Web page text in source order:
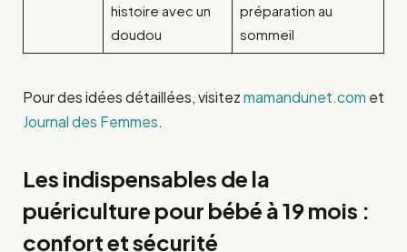
histoire avec un
doudou
préparation au
sommeil
Pour des idées détaillées, visitezmamandunet.com et
Journal des Femmes.
Les indispensables de la
puériculture pour bébé à 19 mois :
confort et sécurité